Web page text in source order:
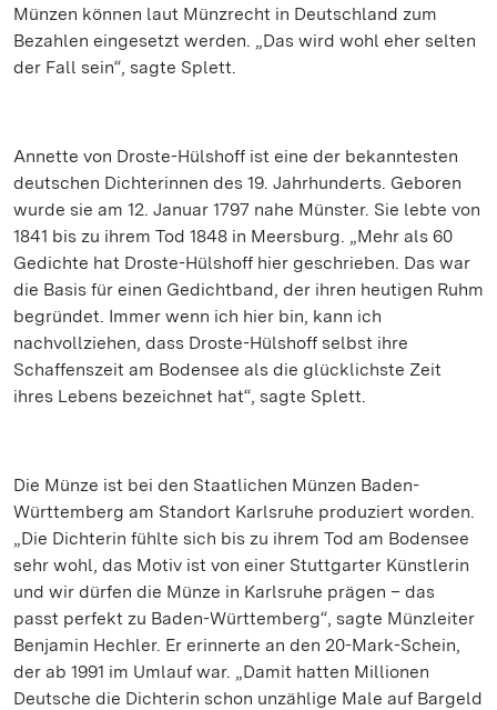
Münzen können laut Münzrecht in Deutschland zum
Bezahlen eingesetzt werden. „Das wird wohl eher selten
der Fall sein“, sagte Splett.
Annette von Droste-Hülshoff ist eine der bekanntesten
deutschen Dichterinnen des 19. Jahrhunderts. Geboren
wurde sie am 12. Januar 1797 nahe Münster. Sie lebte von
1841 bis zu ihrem Tod 1848 in Meersburg. „Mehr als 60
Gedichte hat Droste-Hülshoff hier geschrieben. Das war
die Basis für einen Gedichtband, der ihren heutigen Ruhm
begründet. Immer wenn ich hier bin, kann ich
nachvollziehen, dass Droste-Hülshoff selbst ihre
Schaffenszeit am Bodensee als die glücklichste Zeit
ihres Lebens bezeichnet hat“, sagte Splett.
Die Münze ist bei den Staatlichen Münzen Baden-
Württemberg am Standort Karlsruhe produziert worden.
„Die Dichterin fühlte sich bis zu ihrem Tod am Bodensee
sehr wohl, das Motiv ist von einer Stuttgarter Künstlerin
und wir dürfen die Münze in Karlsruhe prägen – das
passt perfekt zu Baden-Württemberg“, sagte Münzleiter
Benjamin Hechler. Er erinnerte an den 20-Mark-Schein,
der ab 1991 im Umlauf war. „Damit hatten Millionen
Deutsche die Dichterin schon unzählige Male auf Bargeld